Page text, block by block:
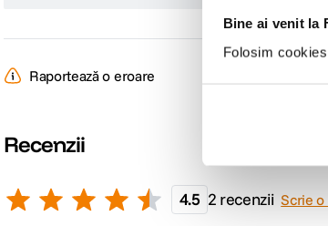
Bine ai venit la
Folosim
Raportează o eroare
Recenzii
4.5 2 recenzii Scrie o